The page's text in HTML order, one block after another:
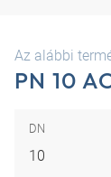
Az alábbi
PN 10
DN
10